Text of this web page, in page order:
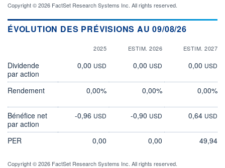
Copyright © 2026 FactSet Research Systems Inc. All rights reserved.
ÉVOLUTION DES PRÉVISIONS AU 09/08/26
2025 ESTIM. 2026 ESTIM. 2027
Dividende
par action
0,00 USD 0,00 USD 0,00 USD
Rendement 0,00% 0,00% 0,00%
Bénéfice net
par action
-0,96 USD -0,90 USD 0,64 USD
PER 0,00 0,00 49,94
Copyright © 2026 FactSet Research Systems Inc. All rights reserved.